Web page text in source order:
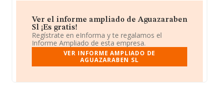
Ver el informe ampliado de Aguazaraben
Sl ¡Es gratis!
Regístrate en eInforma y te regalamos el
Informe Ampliado de esta empresa.
VER INFORME AMPLIADO DE
AGUAZARABEN SL